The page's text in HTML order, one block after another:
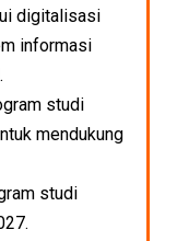
digitalisasi
informasi
studi
mendukung
studi